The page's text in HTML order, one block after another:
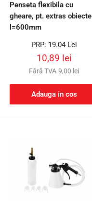
Penseta flexibila cu
gheare, pt. extras obiecte
l=600mm
Preț
PRP: 19.04 Lei
Preț
redus
10,89 lei
Fără TVA 9,00 lei
Adauga in cos